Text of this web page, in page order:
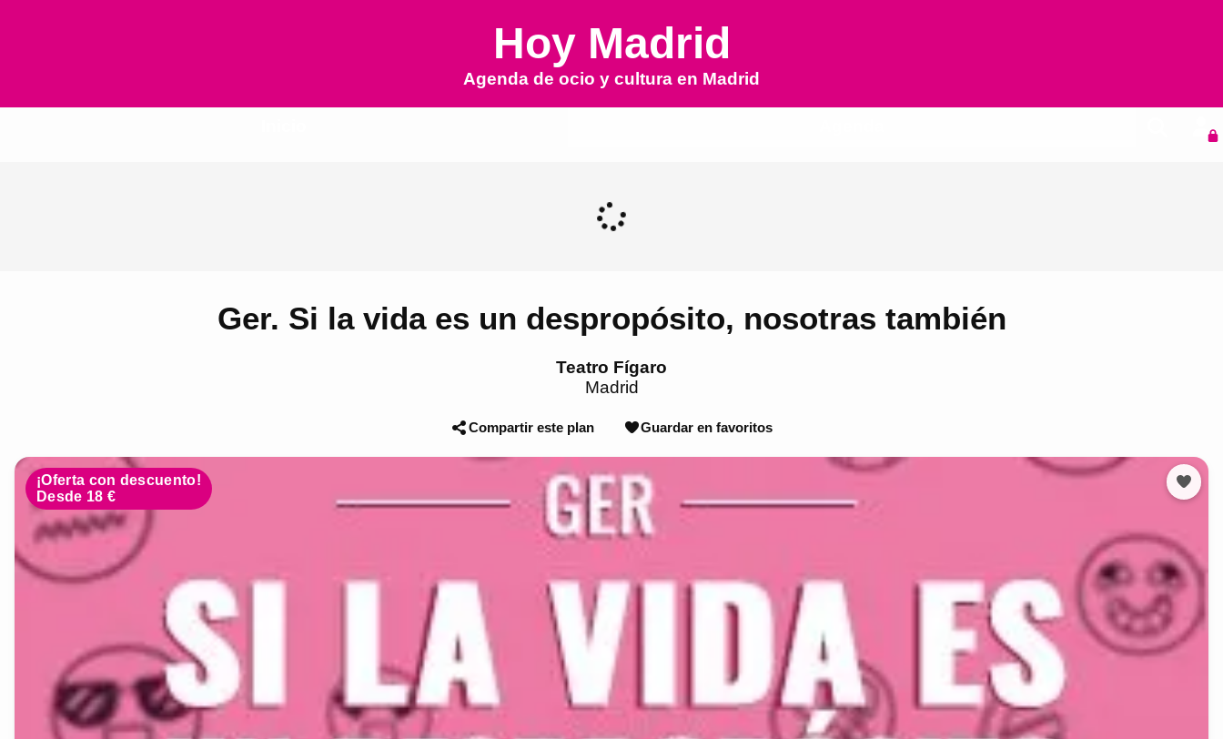
Hoy Madrid
Agenda de ocio y cultura en Madrid
Ger. Si la vida es un despropósito, nosotras también
Teatro Fígaro
Madrid
Compartir este plan Guardar en favoritos
¡Oferta con descuento!
Desde 18 €